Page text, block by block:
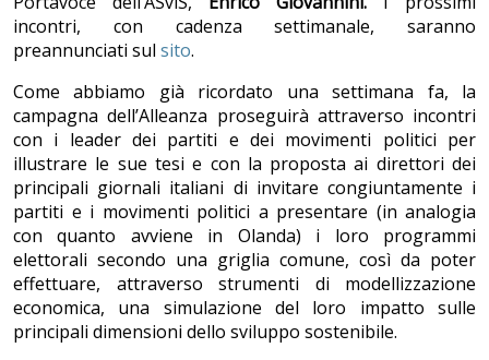
incontri, con cadenza settimanale, saranno
preannunciati sul sito.
Come abbiamo già ricordato una settimana fa, la
campagna dell’Alleanza proseguirà attraverso incontri
con i leader dei partiti e dei movimenti politici per
illustrare le sue tesi e con la proposta ai direttori dei
principali giornali italiani di invitare congiuntamente i
partiti e i movimenti politici a presentare (in analogia
con quanto avviene in Olanda) i loro programmi
elettorali secondo una griglia comune, così da poter
effettuare, attraverso strumenti di modellizzazione
economica, una simulazione del loro impatto sulle
principali dimensioni dello sviluppo sostenibile.